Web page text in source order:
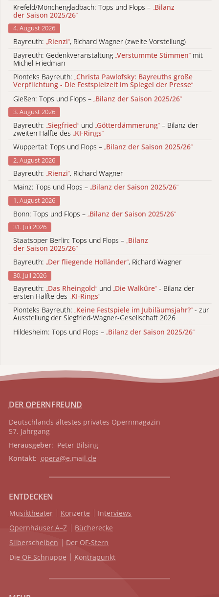
Krefeld/Mönchengladbach: Tops und Flops – „Bilanz
der Saison 2025/26“
4. August 2026
Bayreuth: „Rienzi“, Richard Wagner (zweite Vorstellung)
Bayreuth: Gedenkveranstaltung „Verstummte Stimmen“ mit
Michel Friedman
Pionteks Bayreuth: „Christa Pawlofsky: Bayreuths große
Verpflichtung - Die Festspielzeit im Spiegel der Presse“
Gießen: Tops und Flops – „Bilanz der Saison 2025/26“
3. August 2026
Bayreuth: „Siegfried“ und „Götterdämmerung“ – Bilanz der
zweiten Hälfte des „KI-Rings“
Wuppertal: Tops und Flops – „Bilanz der Saison 2025/26“
2. August 2026
Bayreuth: „Rienzi“, Richard Wagner
Mainz: Tops und Flops – „Bilanz der Saison 2025/26“
1. August 2026
Bonn: Tops und Flops – „Bilanz der Saison 2025/26“
31. Juli 2026
Staatsoper Berlin: Tops und Flops – „Bilanz
der Saison 2025/26“
Bayreuth: „Der fliegende Holländer“, Richard Wagner
30. Juli 2026
Bayreuth: „Das Rheingold“ und „Die Walküre“ - Bilanz der
ersten Hälfte des „KI-Rings“
Pionteks Bayreuth: „Keine Festspiele im Jubiläumsjahr?“ - zur
Ausstellung der Siegfried-Wagner-Gesellschaft 2026
Hildesheim: Tops und Flops – „Bilanz der Saison 2025/26“
DER OPERNFREUND
Deutschlands ältestes privates Opernmagazin
57. Jahrgang
Herausgeber: Peter Bilsing
Kontakt: opera@e.mail.de
ENTDECKEN
Musiktheater Konzerte
Interviews
Opernhäuser A–Z
Bücherecke
Silberscheiben
Der OF-Stern
Die OF-Schnuppe
Kontrapunkt